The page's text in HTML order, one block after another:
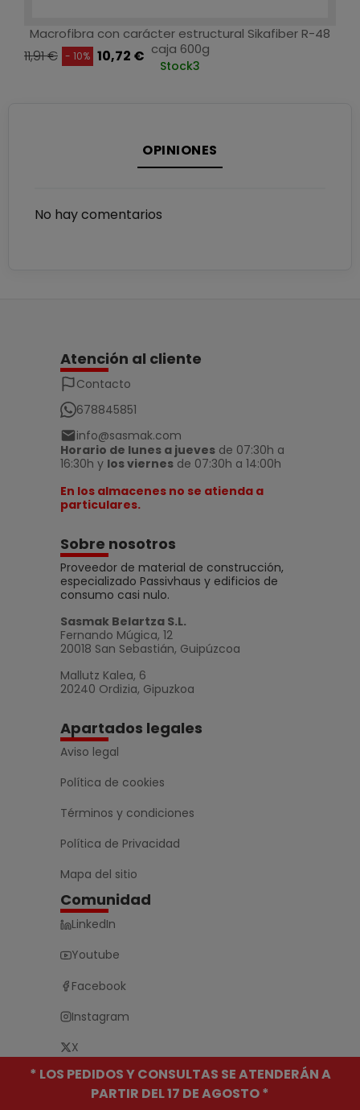
Macrofibra con carácter estructural Sikafiber R-48
caja 600g
11,91 € - 10% 10,72 €
Stock3
OPINIONES
No hay comentarios
Atención al cliente
Contacto
678845851
info@sasmak.com
Horario de lunes a jueves de 07:30h a
16:30h y los viernes de 07:30h a 14:00h
En los almacenes no se atienda a
particulares.
Sobre nosotros
Proveedor de material de construcción,
especializado Passivhaus y edificios de
consumo casi nulo.
Sasmak Belartza S.L.
Fernando Múgica, 12
20018 San Sebastián, Guipúzcoa
Mallutz Kalea, 6
20240 Ordizia, Gipuzkoa
Apartados legales
Aviso legal
Política de cookies
Términos y condiciones
Política de Privacidad
Mapa del sitio
Comunidad
LinkedIn
Youtube
Facebook
Instagram
X
* LOS PEDIDOS Y CONSULTAS SE ATENDERÁN A
PARTIR DEL 17 DE AGOSTO *